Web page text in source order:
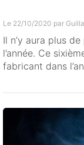
Le 22/10/2020 par
Il n’y aura plus
l’année. Ce
fabricant dans